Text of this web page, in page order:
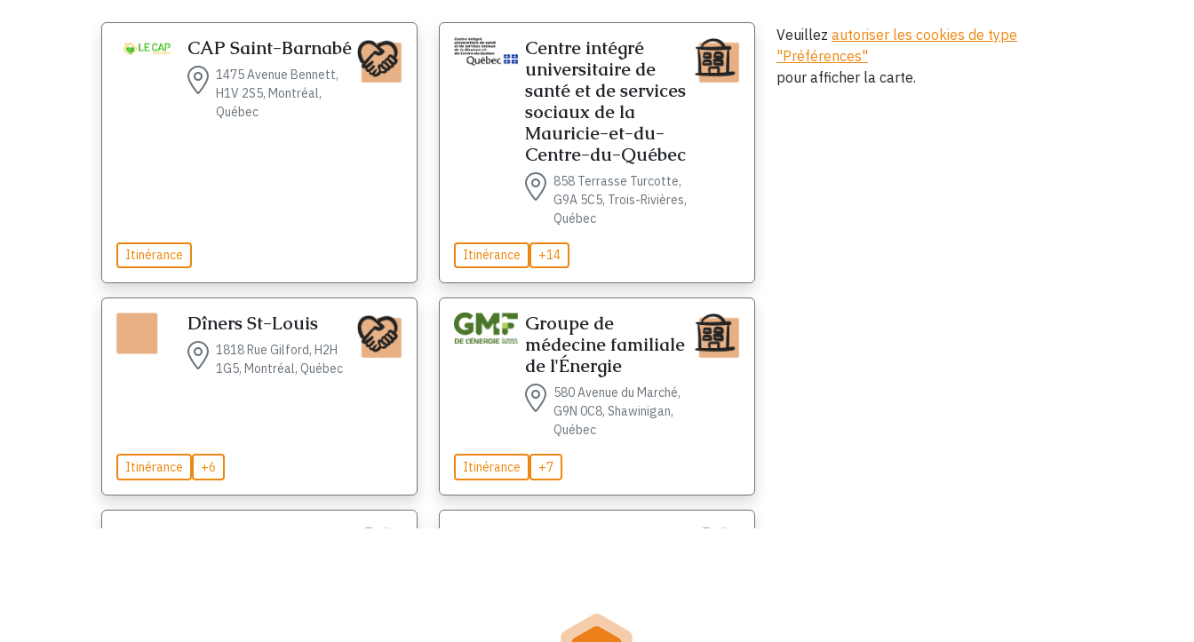
CAP Saint-Barnabé
1475 Avenue Bennett,
H1V 2S5, Montréal,
Québec
Itinérance
Centre intégré
universitaire de
santé et de services
sociaux de la
Mauricie-et-du-
Centre-du-Québec
858 Terrasse Turcotte,
G9A 5C5, Trois-Rivières,
Québec
Itinérance +14
Dîners St-Louis
1818 Rue Gilford, H2H
1G5, Montréal, Québec
Itinérance +6
Groupe de
médecine familiale
de l'Énergie
580 Avenue du Marché,
G9N 0C8, Shawinigan,
Québec
Itinérance +7
Veuillez autoriser les cookies de type
"Préférences"
pour afficher la carte.